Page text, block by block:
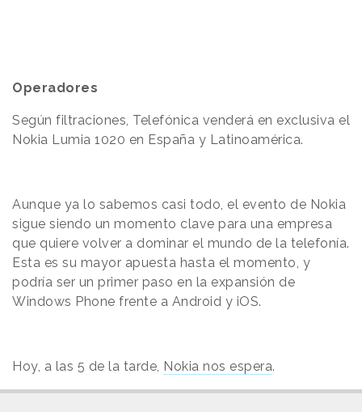
Operadores
Según filtraciones, Telefónica venderá en exclusiva el
Nokia Lumia 1020 en España y Latinoamérica.
Aunque ya lo sabemos casi todo, el evento de Nokia
sigue siendo un momento clave para una empresa
que quiere volver a dominar el mundo de la telefonía.
Esta es su mayor apuesta hasta el momento, y
podría ser un primer paso en la expansión de
Windows Phone frente a Android y iOS.
Hoy, a las 5 de la tarde, Nokia nos espera.